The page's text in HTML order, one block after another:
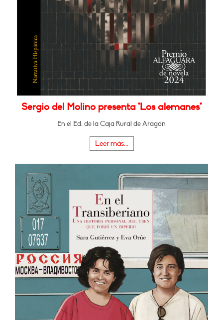
Sergio del Molino presenta "Los alemanes"
En el Ed. de la Caja Rural de Aragón
Leer más...